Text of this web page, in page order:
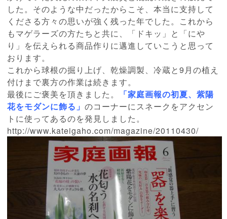
した。そのような中だったからこそ、本当に支持して
くださる方々の思いが強く残った年でした。これから
もマゲラーズの方たちと共に、「ドキッ」と「にや
り」を伝えられる商品作りに邁進していこうと思って
おります。
これから球根の掘り上げ、乾燥調製、冷蔵と9月の植え
付けまで裏方の作業は続きます。
最後にご褒美を頂きました。
「家庭画報の初夏、紫陽
花をモダンに飾る」のコーナーにスネークをアクセン
トに使ってあるのを発見しました。
http://www.kateigaho.com/magazine/20110430/